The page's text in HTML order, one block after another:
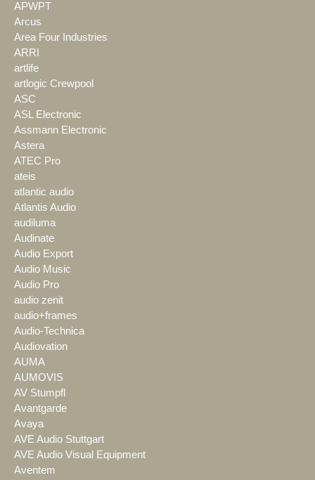
APWPT
Arcus
Area Four Industries
ARRI
artlife
artlogic Crewpool
ASC
ASL Electronic
Assmann Electronic
Astera
ATEC Pro
ateis
atlantic audio
Atlantis Audio
audiluma
Audinate
Audio Export
Audio Music
Audio Pro
audio zenit
audio+frames
Audio-Technica
Audiovation
AUMA
AUMOVIS
AV Stumpfl
Avantgarde
Avaya
AVE Audio Stuttgart
AVE Audio Visual Equipment
Aventem